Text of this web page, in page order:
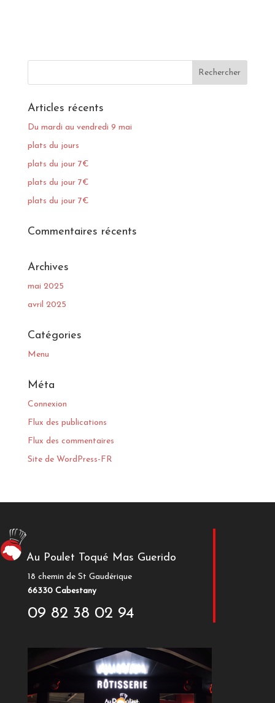
Articles récents
Du mardi au vendredi 9 mai
plats du jours
plats du jour 7€
plats du jour 7€
plats du jour 7€
Commentaires récents
Archives
mai 2025
avril 2025
Catégories
Menu
Méta
Connexion
Flux des publications
Flux des commentaires
Site de WordPress-FR
Au Poulet Toqué Mas Guerido
18 chemin de St Gaudérique
66330 Cabestany
09 82 38 02 94